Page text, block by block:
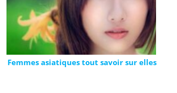
Femmes asiatiques tout savoir sur elles